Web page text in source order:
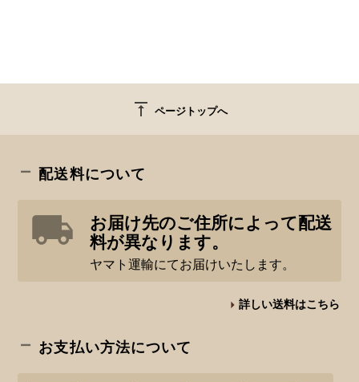
vertical_align_top ページトップへ
配送料について
お届け先のご住所によって配送
料が異なります。
ヤマト運輸にてお届けいたします。
詳しい送料はこちら
お支払い方法について